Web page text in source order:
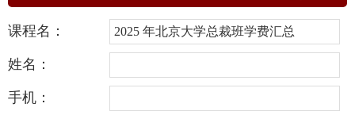
课程名：
姓名：
手机：